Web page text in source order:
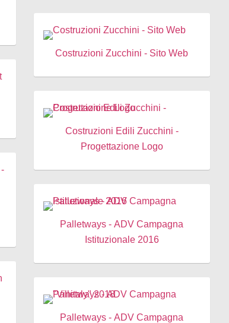
Costruzioni Zucchini - Sito Web
Costruzioni Edili Zucchini -
Progettazione Logo
Palletways - ADV Campagna
Istituzionale 2016
Palletways - ADV Campagna